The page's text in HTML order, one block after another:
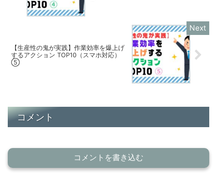
【生産性の鬼が実践】作業効率を爆上げ
するアクション TOP10（スマホ対応）
⑤
コメント
コメントを書き込む